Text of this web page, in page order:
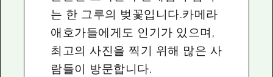
는 한 그루의 벚꽃입니다.카메라
애호가들에게도 인기가 있으며,
최고의 사진을 찍기 위해 많은 사
람들이 방문합니다.